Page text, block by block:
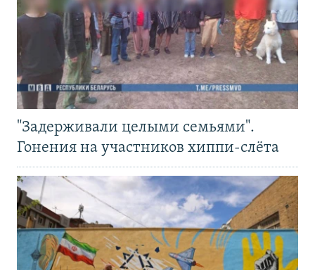
"Задерживали целыми семьями".
Гонения на участников хиппи-слёта